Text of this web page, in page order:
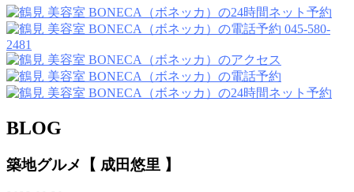
045-580-
2481
BLOG
築地グルメ【 成田悠里 】